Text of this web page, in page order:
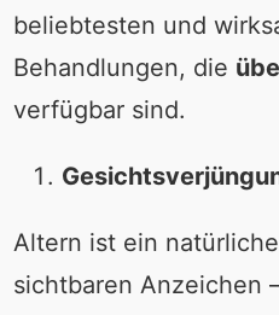
beliebtesten und
Behandlungen, die
verfügbar sind.
Altern ist ein
sichtbaren Anzeichen